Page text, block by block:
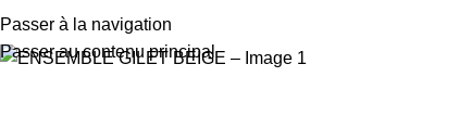
Passer à la navigation
Passer au contenu principal